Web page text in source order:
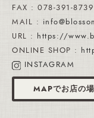
FAX : 078-391-8739
MAIL :
URL : https://
ONLINE SHOP :
INSTAGRAM
MAPでお店の